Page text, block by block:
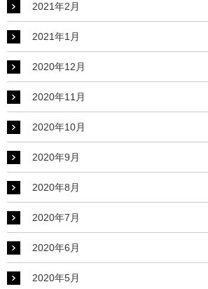
2021年2月
2021年1月
2020年12月
2020年11月
2020年10月
2020年9月
2020年8月
2020年7月
2020年6月
2020年5月